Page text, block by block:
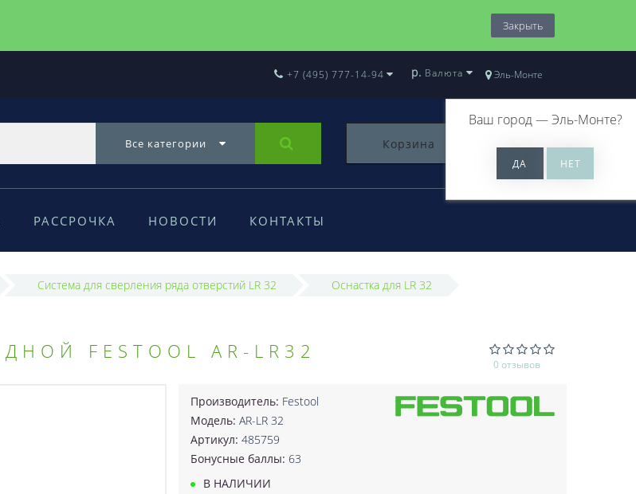
Закрыть
Эль-Монте
Ваш город —Эль-Монте?
+7 (495) 777-14-94 р. Валюта
Все категории Корзина 0
РАССРОЧКА НОВОСТИ КОНТАКТЫ
Система для сверления ряда отверстий LR 32
Оснастка для LR 32
FESTOOL AR-LR32
0 отзывов
Производитель: Festool
Модель: AR-LR 32
Артикул: 485759
Бонусные баллы: 63
В НАЛИЧИИ